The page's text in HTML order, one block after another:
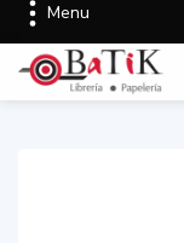
Menu